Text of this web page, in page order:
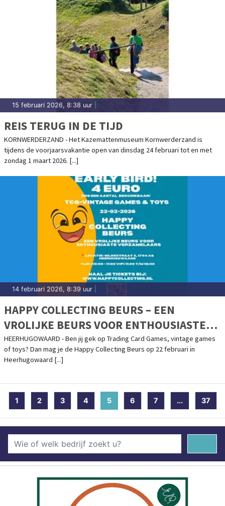
15 februari 2026, 8:38 uur
REIS TERUG IN DE TIJD
KORNWERDERZAND - Het Kazemattenmuseum Kornwerderzand is
tijdens de voorjaarsvakantie open van dinsdag 24 februari tot en met
zondag 1 maart 2026. [...]
14 februari 2026, 8:39 uur
HAPPY COLLECTING BEURS – EEN
VROLIJKE BEURS VOOR ENTHOUSIASTE
VERZAMELAARS
HEERHUGOWAARD - Ben jij gek op Trading Card Games, vintage games
of toys? Dan mag je de Happy Collecting Beurs op 22 februari in
Heerhugowaard [...]
1 2 3 4 5(current)
6 7 ... 37